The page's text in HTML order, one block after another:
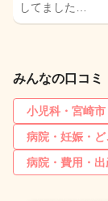
してました…
みんなの口コミ
小児科・宮崎市
病院・妊娠・ど
病院・費用・出